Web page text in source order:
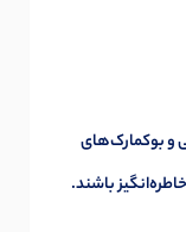
و بوکمارک‌های
باشند.